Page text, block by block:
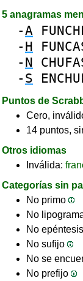
5 anagramas
-A
- H
- N
- S
Puntos de
Cero,
14 puntos,
Otros idiomas
Inválida:
Categorías sin
No primo
No
No epéntesis
No sufijo
No se
No prefijo